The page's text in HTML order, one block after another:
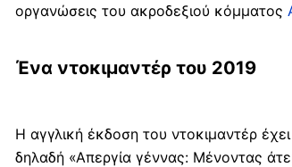
οργανώσεις του ακροδεξιού κόμματος
Ένα ντοκιμαντέρ του 2019
Η αγγλική έκδοση του ντοκιμαντέρ έχει
δηλαδή «Απεργία γέννας: Μένοντας